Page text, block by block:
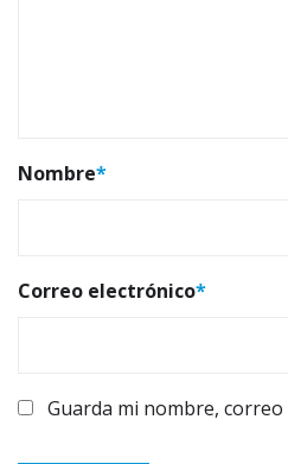
Nombre*
Correo electrónico*
Guarda mi nombre,